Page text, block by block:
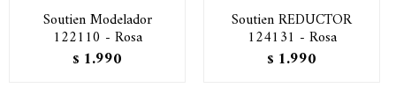
Soutien Modelador
122110 - Rosa
$ 1.990
Soutien REDUCTOR
124131 - Rosa
$ 1.990